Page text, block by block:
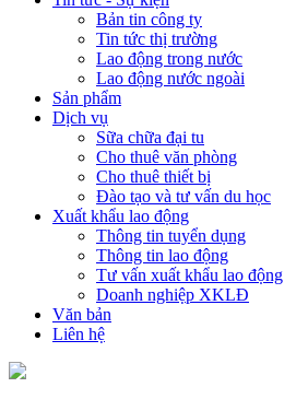
Bản tin công ty
Tin tức thị trường
Lao động trong nước
Lao động nước ngoài
Sản phẩm
Dịch vụ
Sữa chữa đại tu
Cho thuê văn phòng
Cho thuê thiết bị
Đào tạo và tư vấn du học
Xuất khẩu lao động
Thông tin tuyển dụng
Thông tin lao động
Tư vấn xuất khẩu lao động
Doanh nghiệp XKLĐ
Văn bản
Liên hệ